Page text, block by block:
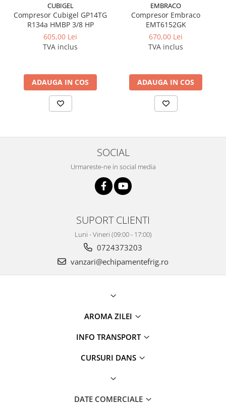
CUBIGEL
Compresor Cubigel GP14TG
R134a HMBP 3/8 HP
605,00 Lei
TVA inclus
ADAUGA IN COS
EMBRACO
Compresor Embraco
EMT6152GK
670,00 Lei
TVA inclus
ADAUGA IN COS
SOCIAL
Urmareste-ne in social media
SUPORT CLIENTI
Luni - Vineri (09:00 - 17:00)
0724373203
vanzari@echipamentefrig.ro
AROMA ZILEI
INFO TRANSPORT
CURSURI DANS
DATE COMERCIALE